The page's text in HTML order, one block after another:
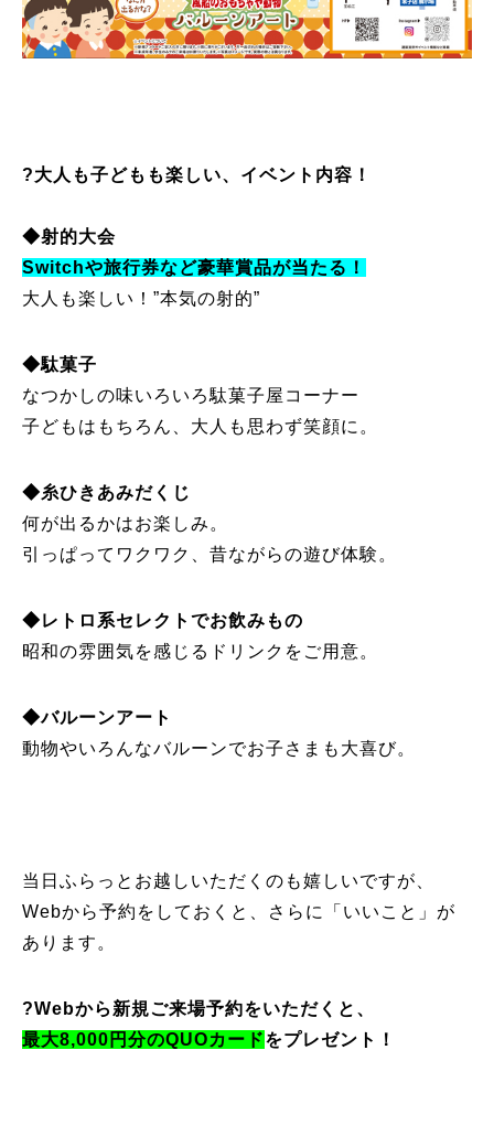
?大人も子どもも楽しい、イベント内容！
◆射的大会
Switchや旅行券など豪華賞品が当たる！
大人も楽しい！”本気の射的”
◆駄菓子
なつかしの味いろいろ駄菓子屋コーナー
子どもはもちろん、大人も思わず笑顔に。
◆糸ひきあみだくじ
何が出るかはお楽しみ。
引っぱってワクワク、昔ながらの遊び体験。
◆レトロ系セレクトでお飲みもの
昭和の雰囲気を感じるドリンクをご用意。
◆バルーンアート
動物やいろんなバルーンでお子さまも大喜び。
当日ふらっとお越しいただくのも嬉しいですが、
Webから予約をしておくと、さらに「いいこと」が
あります。
?Webから新規ご来場予約をいただくと、
最大8,000円分のQUOカードをプレゼント！